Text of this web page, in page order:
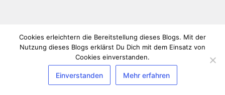
Cookies erleichtern die Bereitstellung dieses Blogs. Mit der
Nutzung dieses Blogs erklärst Du Dich mit dem Einsatz von
Cookies einverstanden.
Einverstanden Mehr erfahren